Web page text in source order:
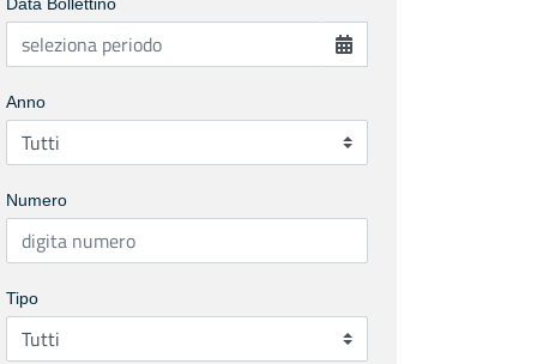
Anno
Numero
Tipo